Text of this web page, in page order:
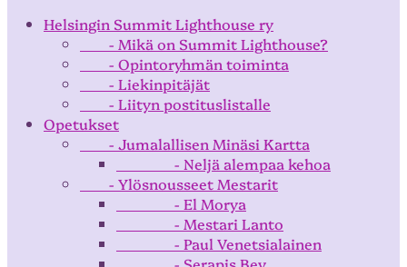
Helsingin Summit Lighthouse ry
- Mikä on Summit Lighthouse?
- Opintoryhmän toiminta
- Liekinpitäjät
- Liityn postituslistalle
Opetukset
- Jumalallisen Minäsi Kartta
- Neljä alempaa kehoa
- Ylösnousseet Mestarit
- El Morya
- Mestari Lanto
- Paul Venetsialainen